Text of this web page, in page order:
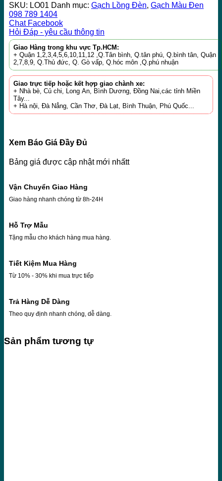
SKU: LO01 Danh mục: Gạch Lồng Đèn, Gạch Màu Đen
098 789 1404
Chat Facebook
Hỏi Đáp - yêu cầu thông tin
Giao Hàng trong khu vực Tp.HCM:
+ Quận 1,2,3,4,5,6,10,11,12 ,Q.Tân bình, Q.tân phú, Q.bình tân, Quận
2,7,8,9, Q.Thủ đức, Q. Gò vấp, Q.hóc môn ,Q.phú nhuận
Giao trực tiếp hoặc kết hợp giao chành xe:
+ Nhà bè, Củ chi, Long An, Bình Dương, Đồng Nai,các tỉnh Miền
Tây...
+ Hà nội, Đà Nẳng, Cần Thơ, Đà Lạt, Bình Thuận, Phú Quốc...
Xem Báo Giá Đầy Đủ
Bảng giá được cập nhật mới nhấtt
Vận Chuyển Giao Hàng
Giao hàng nhanh chóng từ 8h-24H
Hỗ Trợ Mẫu
Tặng mẫu cho khách hàng mua hàng.
Tiết Kiệm Mua Hàng
Từ 10% - 30% khi mua trực tiếp
Trả Hàng Dễ Dàng
Theo quy định nhanh chóng, dễ dàng.
Sản phẩm tương tự